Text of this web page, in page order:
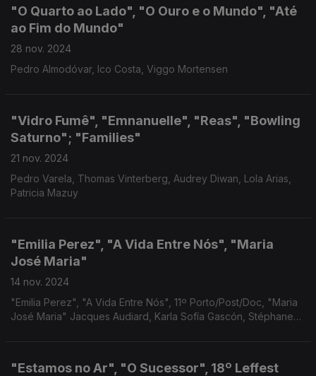
"O Quarto ao Lado", "O Ouro e o Mundo", "Até
ao Fim do Mundo"
28 nov. 2024
Pedro Almodóvar, Ico Costa, Viggo Mortensen
"Vidro Fumê", "Emnanuelle", "Reas", "Bowling
Saturno"; "Families"
21 nov. 2024
Pedro Varela, Thomas Vinterberg, Audrey Diwan, Lola Arias,
Patricia Mazuy
"Emilia Perez", "A Vida Entre Nós", "Maria
José Maria"
14 nov. 2024
"Emilia Perez", "A Vida Entre Nós", 11º Porto/Post/Doc, "Maria
José Maria" Jacques Audiard, Karla Sofía Gascón, Stéphane
"Estamos no Ar", "O Sucessor", 18º Leffest